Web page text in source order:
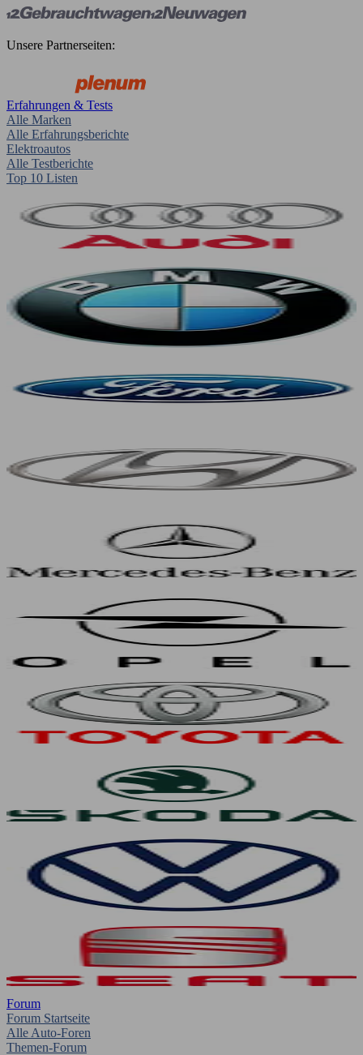
Unsere Partnerseiten:
Erfahrungen & Tests
Alle Marken
Alle Erfahrungsberichte
Elektroautos
Alle Testberichte
Top 10 Listen
Forum
Forum Startseite
Alle Auto-Foren
Themen-Forum